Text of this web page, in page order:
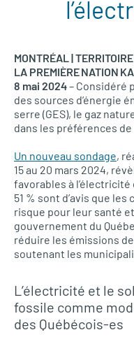
MONTRÉAL |
LA PREMIÈRE NATION
8 mai 2024– Considéré
des sources d’énergie
serre (GES), le gaz
dans les préférences de
Un nouveau sondage,
15 au 20 mars 2024,
favorables à
51 % sont d’avis que
risque pour leur santé
gouvernement du
réduire les émissions
soutenant les
L’électricité et le
fossile comme
des Québécois-es